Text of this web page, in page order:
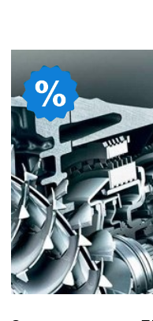
Выявляет скрытые ошибки,
прошивки при
точную настройку узлов для
Записаться
Диагностика всех
систем автомобиля